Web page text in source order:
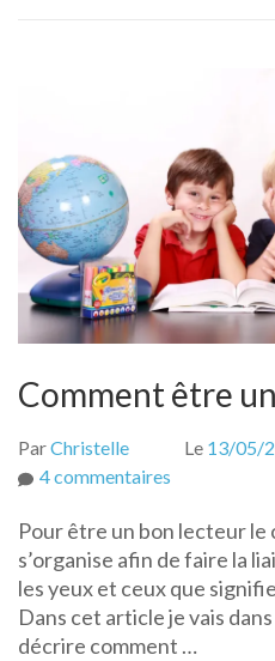
Comment être
ParChristelle Le 13/05/
4 commentaires
être
un
bon
lecteur
?
Pour être un bon lecteur le
s’organise afin de faire la
les yeux et ceux que
Dans cet article je vais
décrire comment …